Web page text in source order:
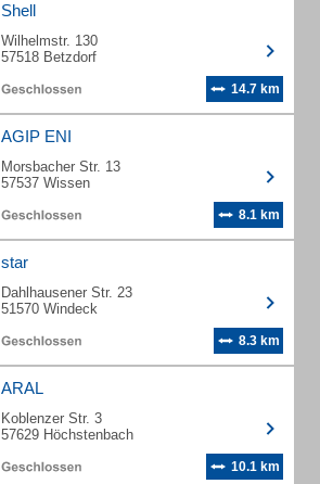
Shell
Wilhelmstr. 130
57518 Betzdorf
14.7 km
AGIP ENI
Morsbacher Str. 13
57537 Wissen
8.1 km
star
Dahlhausener Str. 23
51570 Windeck
8.3 km
ARAL
Koblenzer Str. 3
57629 Höchstenbach
10.1 km